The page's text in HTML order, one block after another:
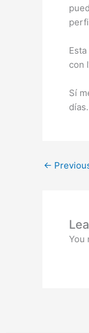
con
Sí
días.
←
You